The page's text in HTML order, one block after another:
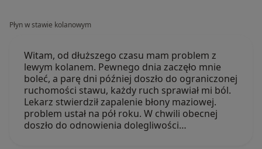
Płyn w stawie kolanowym
Witam, od dłuższego czasu mam problem z
lewym kolanem. Pewnego dnia zaczęło mnie
boleć, a parę dni później doszło do ograniczonej
ruchomości stawu, każdy ruch sprawiał mi ból.
Lekarz stwierdził zapalenie błony maziowej.
problem ustał na pół roku. W chwili obecnej
doszło do odnowienia dolegliwości…